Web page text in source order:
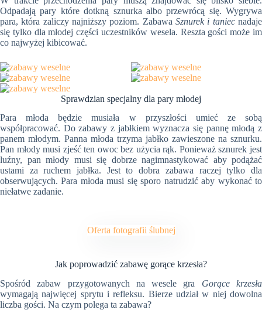
Odpadają pary które dotkną sznurka albo przewrócą się. Wygrywa
para, która zaliczy najniższy poziom. Zabawa Sznurek i taniecnadaje
się tylko dla młodej części uczestników wesela. Reszta gości może im
co najwyżej kibicować.
Sprawdzian specjalny dla pary młodej
Para młoda będzie musiała w przyszłości umieć ze sobą
współpracować. Do zabawy z jabłkiem wyznacza się pannę młodą z
panem młodym. Panna młoda trzyma jabłko zawieszone na sznurku.
Pan młody musi zjeść ten owoc bez użycia rąk. Ponieważ sznurek jest
luźny, pan młody musi się dobrze nagimnastykować aby podążać
ustami za ruchem jabłka. Jest to dobra zabawa raczej tylko dla
obserwujących. Para młoda musi się sporo natrudzić aby wykonać to
niełatwe zadanie.
Oferta fotografii ślubnej
Jak poprowadzić zabawę gorące krzesła?
Spośród zabaw przygotowanych na wesele gra Gorące krzesła
wymagają najwięcej sprytu i refleksu. Bierze udział w niej dowolna
liczba gości. Na czym polega ta zabawa?